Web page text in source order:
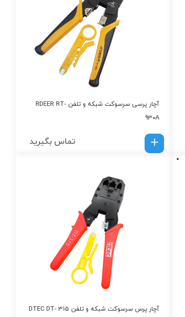
آچار پرسی سرسوکت شبکه و تلفن RDEER RT-
930A
تماس بگیرید
آچار پرس سرسوکت شبکه و تلفن DTEC DT- 315